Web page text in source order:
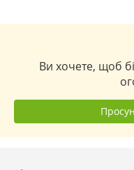
Ви хочете, щоб